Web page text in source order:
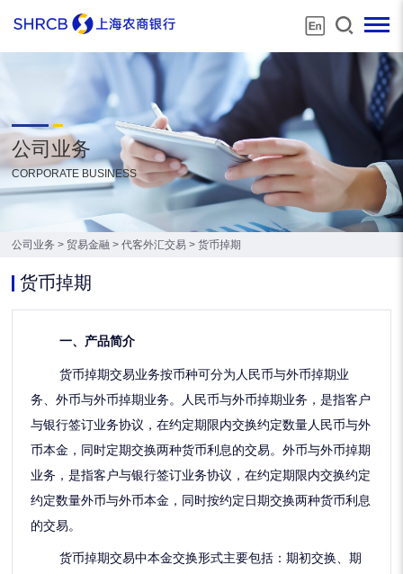
公司业务
CORPORATE BUSINESS
公司业务 > 贸易金融 >代客外汇交易 >货币掉期
货币掉期
一、产品简介
货币掉期交易业务按币种可分为人民币与外币掉期业
务、外币与外币掉期业务。人民币与外币掉期业务，是指客户
与银行签订业务协议，在约定期限内交换约定数量人民币与外
币本金，同时定期交换两种货币利息的交易。外币与外币掉期
业务，是指客户与银行签订业务协议，在约定期限内交换约定
约定数量外币与外币本金，同时按约定日期交换两种货币利息
的交易。
货币掉期交易中本金交换形式主要包括：期初交换、期